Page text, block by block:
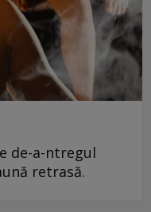
de-a-ntregul
retrasă.